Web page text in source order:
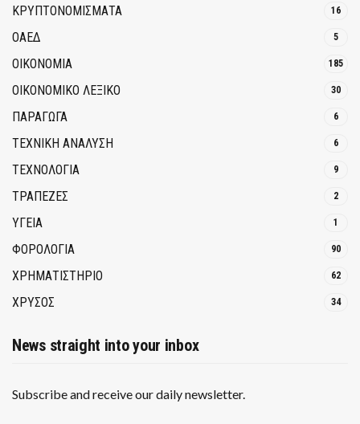
ΚΡΥΠΤΟΝΟΜΊΣΜΑΤΑ 16
ΟΑΕΔ 5
ΟΙΚΟΝΟΜΙΑ 185
ΟΙΚΟΝΟΜΙΚΟ ΛΕΞΙΚΟ 30
ΠΑΡΑΓΩΓΑ 6
ΤΕΧΝΙΚΗ ΑΝΑΛΥΣΗ 6
ΤΕΧΝΟΛΟΓΙΑ 9
ΤΡΆΠΕΖΕΣ 2
ΥΓΕΙΑ 1
ΦΟΡΟΛΟΓΙΑ 90
ΧΡΗΜΑΤΙΣΤΗΡΙΟ 62
ΧΡΥΣΟΣ 34
News straight into your inbox
Subscribe and receive our daily newsletter.